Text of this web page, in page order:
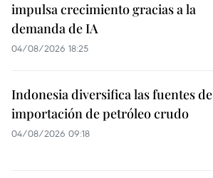
impulsa crecimiento gracias a la
demanda de IA
04/08/2026 18:25
Indonesia diversifica las fuentes de
importación de petróleo crudo
04/08/2026 09:18